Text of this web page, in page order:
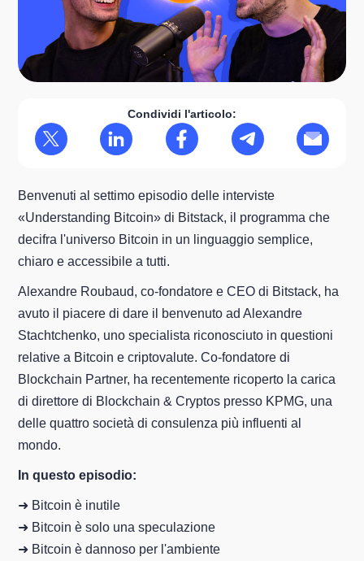
Condividi l'articolo:
Benvenuti al settimo episodio delle interviste
«Understanding Bitcoin» di Bitstack, il programma che
decifra l'universo Bitcoin in un linguaggio semplice,
chiaro e accessibile a tutti.
Alexandre Roubaud, co-fondatore e CEO di Bitstack, ha
avuto il piacere di dare il benvenuto ad Alexandre
Stachtchenko, uno specialista riconosciuto in questioni
relative a Bitcoin e criptovalute. Co-fondatore di
Blockchain Partner, ha recentemente ricoperto la carica
di direttore di Blockchain & Cryptos presso KPMG, una
delle quattro società di consulenza più influenti al
mondo.
In questo episodio:
➜ Bitcoin è inutile
➜ Bitcoin è solo una speculazione
➜ Bitcoin è dannoso per l'ambiente